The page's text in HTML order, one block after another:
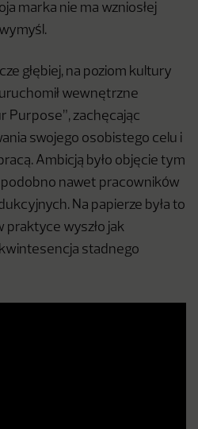
marka nie ma wzniosłej
głębiej, na poziom kultury
wewnętrzne
Purpose”, zachęcając
swojego osobistego celu i
Ambicją było objęcie tym
nawet pracowników
Na papierze była to
praktyce wyszło jak
stadnego